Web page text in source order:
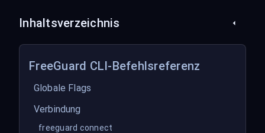
Inhaltsverzeichnis
FreeGuard CLI-Befehlsreferenz
Globale Flags
Verbindung
freeguard connect